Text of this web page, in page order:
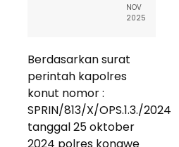
NOV
2025
Berdasarkan surat
perintah kapolres
konut nomor :
SPRIN/813/X/OPS.1.3./2024
tanggal 25 oktober
2024 polres konawe